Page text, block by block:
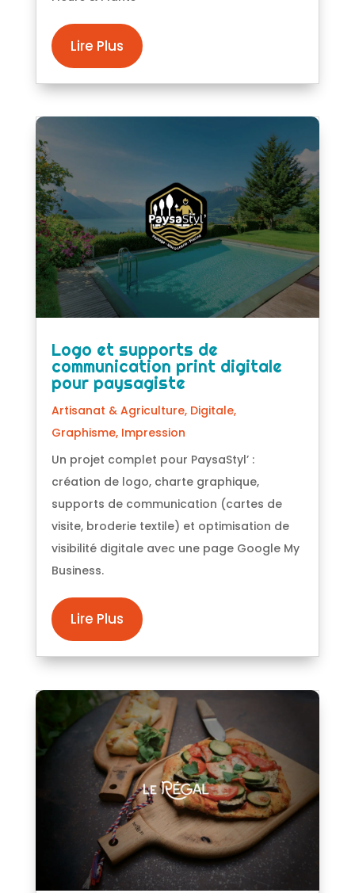
Lire Plus
Logo et supports de
communication print digitale
pour paysagiste
Artisanat & Agriculture, Digitale,
Graphisme, Impression
Un projet complet pour PaysaStyl’ :
création de logo, charte graphique,
supports de communication (cartes de
visite, broderie textile) et optimisation de
visibilité digitale avec une page Google My
Business.
Lire Plus